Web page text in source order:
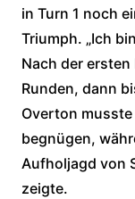
in Turn 1 noch
Triumph. „Ich
Nach der
Runden, dann
Overton
begnügen,
Aufholjagd von
zeigte.